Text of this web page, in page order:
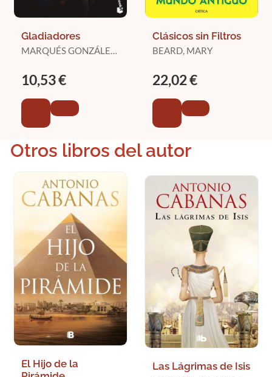
Gladiadores
MARQUÉS GONZÁLEZ,
10,53 €
Clásicos sin Filtros
BEARD, MARY
22,02 €
Otros libros del autor
El Hijo de la
Las Lágrimas de Isis